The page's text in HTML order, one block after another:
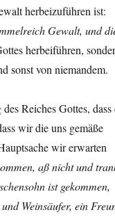
herbeizuführen ist:
Gewalt, und
herbeiführen,
sonst von niemandem.
Reiches Gottes, dass
wir die uns gemäße
wir erwarten
aß nicht und
ist gekommen,
Weinsäufer, ein